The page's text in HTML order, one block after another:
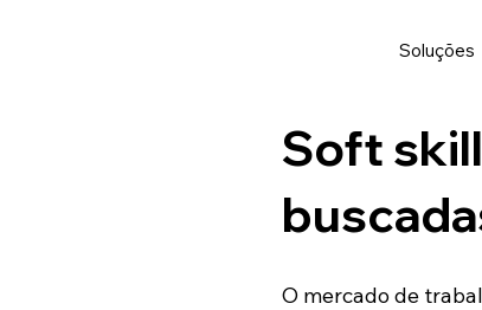
Soluções
Soft
O mercado de